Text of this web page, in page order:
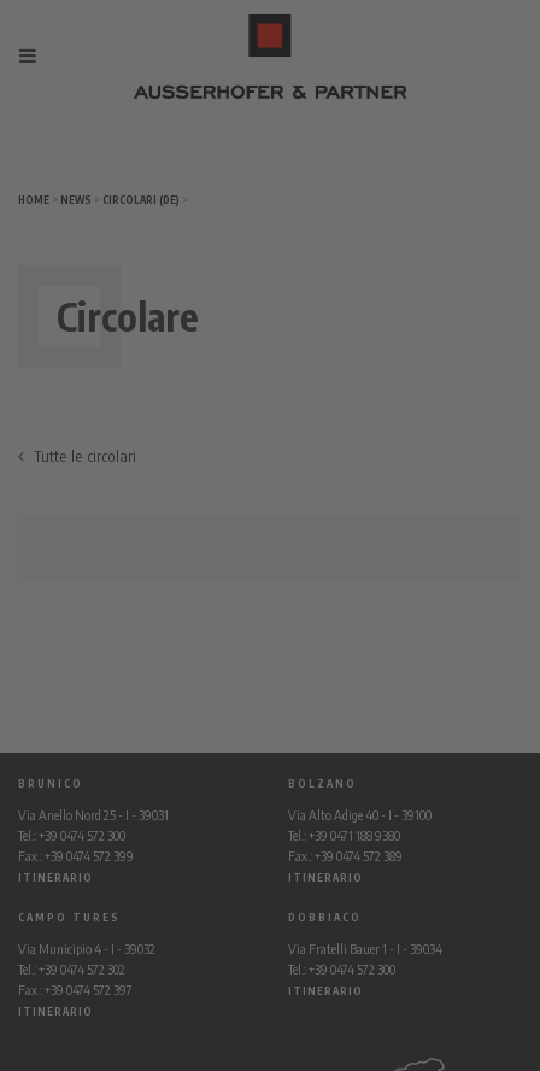
HOME > NEWS > CIRCOLARI (DE) >
Circolare
Tutte le circolari
BRUNICO
Via Anello Nord 25 - I - 39031
Tel.: +39 0474 572 300
Fax.: +39 0474 572 399
ITINERARIO
BOLZANO
Via Alto Adige 40 - I - 39100
Tel.: +39 0471 188 9380
Fax.: +39 0474 572 389
ITINERARIO
CAMPO TURES
Via Municipio 4 - I - 39032
Tel.: +39 0474 572 302
Fax.: +39 0474 572 397
ITINERARIO
DOBBIACO
Via Fratelli Bauer 1 - I - 39034
Tel.: +39 0474 572 300
ITINERARIO